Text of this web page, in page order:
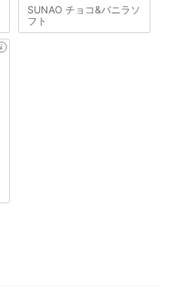
SUNAO チョコ&バニラソ
フト